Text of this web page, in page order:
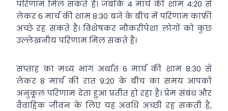
परिणाम मिल सकते हैं। जबकि 4 मार्च की शाम 4:20 से
लेकर 6 मार्च की शाम 8:30 बजे के बीच में परिणाम काफ़ी
अच्छे रह सकते हैं। विशेषकर नौकरीपेशा लोगों को कुछ
उल्लेखनीय परिणाम मिल सकते हैं।
सप्ताह का मध्य भाग अर्थात 6 मार्च की शाम 8:30 से
लेकर 8 मार्च की रात 9:20 के बीच का समय आपको
अनुकूल परिणाम देता हुआ प्रतीत हो रहा है। प्रेम संबंध और
वैवाहिक जीवन के लिए यह अवधि अच्छी रह सकती है,